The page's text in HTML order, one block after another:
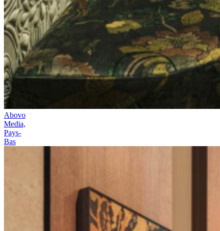
Abovo
Media,
Pays-
Bas